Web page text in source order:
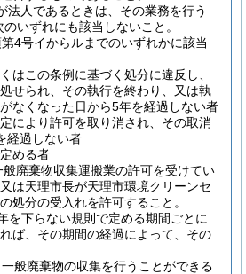
法人であるときは、その業務を行う
のいずれにも該当しないこと。
4号イからルまでのいずれかに該当
はこの条例に基づく処分に違反し、
せられ、その執行を終わり、又は執
なくなった日から5年を経過しない者
により許可を取り消され、その取消
経過しない者
める者
般廃棄物収集運搬業の許可を受けてい
は天理市長が天理市環境クリーンセ
処分の受入れを許可すること。
を下らない規則で定める期間ごとに
ば、その期間の経過によって、その
般廃棄物の収集を行うことができる